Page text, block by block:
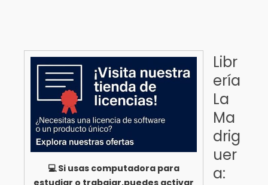
💻 Si usas computadora para
Libr
ería
La
Ma
drig
uer
a: